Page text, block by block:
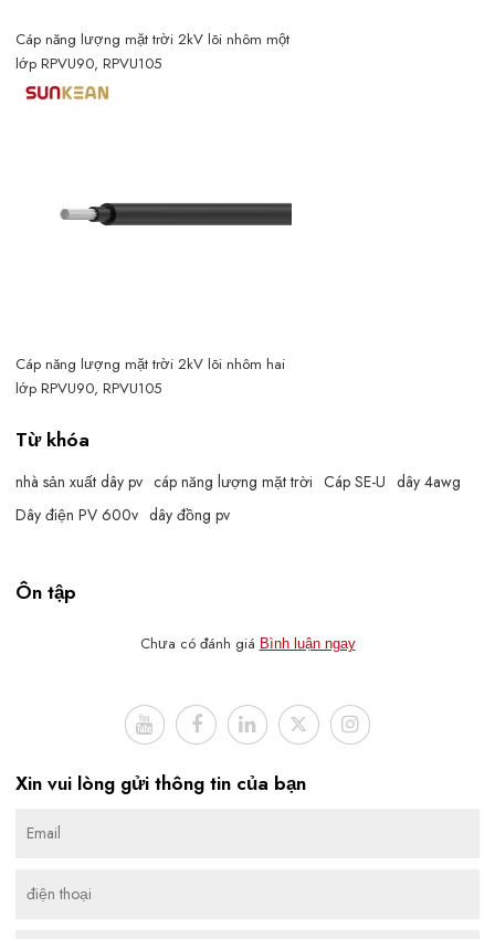
Cáp năng lượng mặt trời 2kV lõi nhôm một
lớp RPVU90, RPVU105
Cáp năng lượng mặt trời 2kV lõi nhôm hai
lớp RPVU90, RPVU105
Từ khóa
nhà sản xuất dây pv cáp năng lượng mặt trời Cáp SE-U dây 4awg
Dây điện PV 600v dây đồng pv
Ôn tập
Chưa có đánh giá Bình luận ngay
Xin vui lòng gửi thông tin của bạn